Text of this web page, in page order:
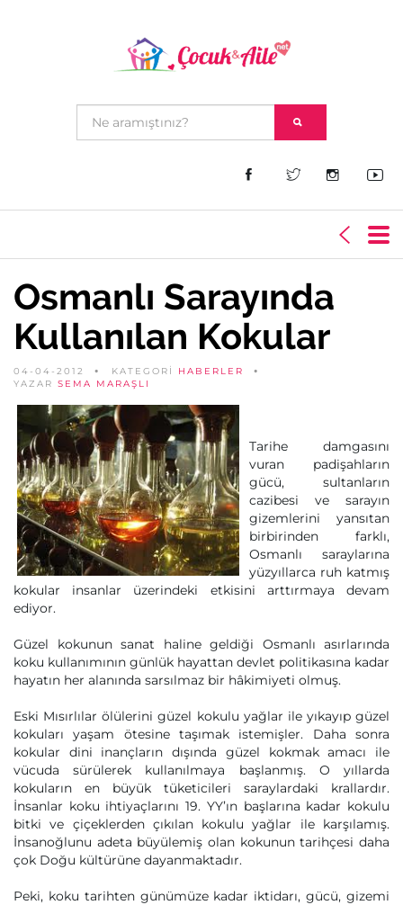
Osmanlı Sarayında
Kullanılan Kokular
04-04-2012 KATEGORİ HABERLER
YAZAR SEMA MARAŞLI
Tarihe damgasını
vuran padişahların
gücü, sultanların
cazibesi ve sarayın
gizemlerini yansıtan
birbirinden farklı,
Osmanlı saraylarına
yüzyıllarca ruh katmış
kokular insanlar üzerindeki etkisini arttırmaya devam
ediyor.
Güzel kokunun sanat haline geldiği Osmanlı asırlarında
koku kullanımının günlük hayattan devlet politikasına kadar
hayatın her alanında sarsılmaz bir hâkimiyeti olmuş.
Eski Mısırlılar ölülerini güzel kokulu yağlar ile yıkayıp güzel
kokuları yaşam ötesine taşımak istemişler. Daha sonra
kokular dini inançların dışında güzel kokmak amacı ile
vücuda sürülerek kullanılmaya başlanmış. O yıllarda
kokuların en büyük tüketicileri saraylardaki krallardır.
İnsanlar koku ihtiyaçlarını 19. YY’ın başlarına kadar kokulu
bitki ve çiçeklerden çıkılan kokulu yağlar ile karşılamış.
İnsanoğlunu adeta büyülemiş olan kokunun tarihçesi daha
çok Doğu kültürüne dayanmaktadır.
Peki, koku tarihten günümüze kadar iktidarı, gücü, gizemi